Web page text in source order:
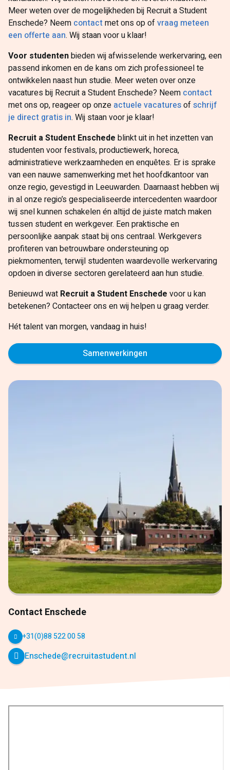
Meer weten over de mogelijkheden bij Recruit a Student
Enschede? Neem contactmet ons op ofvraag meteen
een offerte aan. Wij staan voor u klaar!
Voor studentenbieden wij afwisselende werkervaring, een
passend inkomen en de kans om zich professioneel te
ontwikkelen naast hun studie. Meer weten over onze
vacatures bij Recruit a Student Enschede? Neem contact
met ons op, reageer op onze actuele vacaturesofschrijf
je direct gratis in. Wij staan voor je klaar!
Recruit a Student Enschede blinkt uit in het inzetten van
studenten voor festivals, productiewerk, horeca,
administratieve werkzaamheden en enquêtes. Er is sprake
van een nauwe samenwerking met het hoofdkantoor van
onze regio, gevestigd in Leeuwarden. Daarnaast hebben wij
in al onze regio’s gespecialiseerde intercedenten waardoor
wij snel kunnen schakelen én altijd de juiste match maken
tussen student en werkgever. Een praktische en
persoonlijke aanpak staat bij ons centraal. Werkgevers
profiteren van betrouwbare ondersteuning op
piekmomenten, terwijl studenten waardevolle werkervaring
opdoen in diverse sectoren gerelateerd aan hun studie.
Benieuwd wat Recruit a Student Enschede voor u kan
betekenen? Contacteer ons en wij helpen u graag verder.
Hét talent van morgen, vandaag in huis!
Samenwerkingen
Contact Enschede
+31(0)88 522 00 58
Enschede@recruitastudent.nl